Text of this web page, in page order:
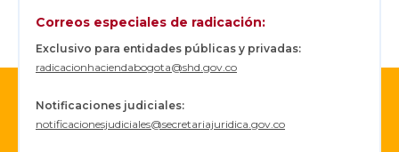
Correos especiales de radicación:
Exclusivo para entidades públicas y privadas:
radicacionhaciendabogota@shd.gov.co
Notificaciones judiciales:
notificacionesjudiciales@secretariajuridica.gov.co